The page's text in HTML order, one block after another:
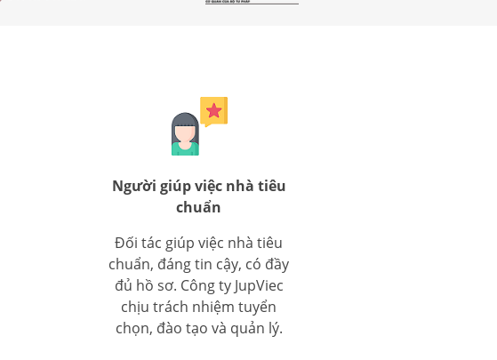
Người giúp việc nhà tiêu
chuẩn
Đối tác giúp việc nhà tiêu
chuẩn, đáng tin cậy, có đầy
đủ hồ sơ. Công ty JupViec
chịu trách nhiệm tuyển
chọn, đào tạo và quản lý.